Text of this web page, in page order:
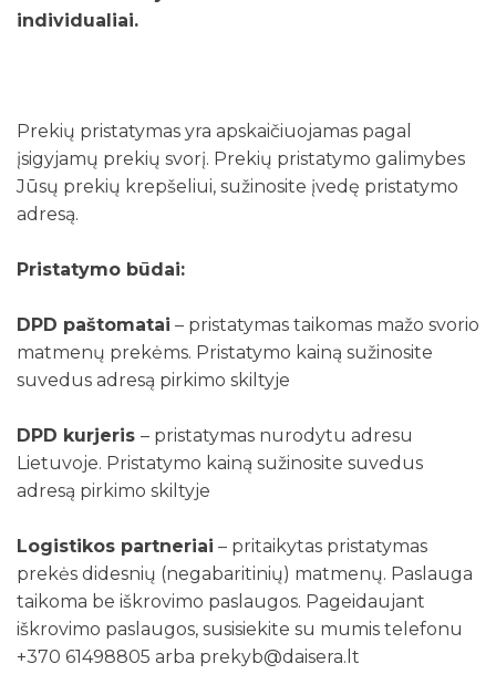
individualiai.
Prekių pristatymas yra apskaičiuojamas pagal
įsigyjamų prekių svorį. Prekių pristatymo galimybes
Jūsų prekių krepšeliui, sužinosite įvedę pristatymo
adresą.
Pristatymo būdai:
DPD paštomatai – pristatymas taikomas mažo svorio
matmenų prekėms. Pristatymo kainą sužinosite
suvedus adresą pirkimo skiltyje
DPD kurjeris – pristatymas nurodytu adresu
Lietuvoje. Pristatymo kainą sužinosite suvedus
adresą pirkimo skiltyje
Logistikos partneriai – pritaikytas pristatymas
prekės didesnių (negabaritinių) matmenų. Paslauga
taikoma be iškrovimo paslaugos. Pageidaujant
iškrovimo paslaugos, susisiekite su mumis telefonu
+370 61498805 arba prekyb@daisera.lt